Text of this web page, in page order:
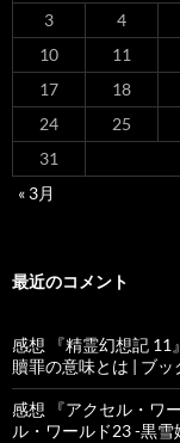
3 4
10
11
17
18
24
25
31
« 3月
最近のコメント
感想 『精霊幻想記 11
贖罪の意味とは | ブ
感想 『アクセル・ワ
ル・ワールド23 -黒